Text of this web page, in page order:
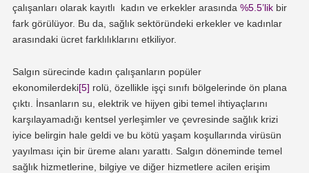
çalışanları olarak kayıtlı kadın ve erkekler arasında %5.5’likbir
fark görülüyor. Bu da, sağlık sektöründeki erkekler ve kadınlar
arasındaki ücret farklılıklarını etkiliyor.
Salgın sürecinde kadın çalışanların popüler
ekonomilerdeki[5] rolü, özellikle işçi sınıfı bölgelerinde ön plana
çıktı. İnsanların su, elektrik ve hijyen gibi temel ihtiyaçlarını
karşılayamadığı kentsel yerleşimler ve çevresinde sağlık krizi
iyice belirgin hale geldi ve bu kötü yaşam koşullarında virüsün
yayılması için bir üreme alanı yarattı. Salgın döneminde temel
sağlık hizmetlerine, bilgiye ve diğer hizmetlere acilen erişim